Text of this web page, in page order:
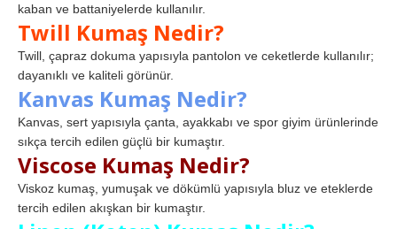
kaban ve battaniyelerde kullanılır.
Twill Kumaş Nedir?
Twill, çapraz dokuma yapısıyla pantolon ve ceketlerde kullanılır;
dayanıklı ve kaliteli görünür.
Kanvas Kumaş Nedir?
Kanvas, sert yapısıyla çanta, ayakkabı ve spor giyim ürünlerinde
sıkça tercih edilen güçlü bir kumaştır.
Viscose Kumaş Nedir?
Viskoz kumaş, yumuşak ve dökümlü yapısıyla bluz ve eteklerde
tercih edilen akışkan bir kumaştır.